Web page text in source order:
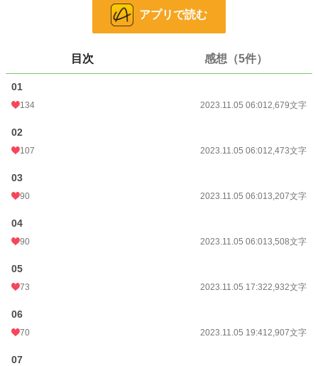
6,045 位 / 66,368 件
63 pt
文字数
初回公開日時
年間ポイント
アプリで読む
目次 感想（5件）
01
134 2023.11.05 06:012,679文字
02
107 2023.11.05 06:012,473文字
03
90 2023.11.05 06:013,207文字
04
90 2023.11.05 06:013,508文字
05
73 2023.11.05 17:322,932文字
06
70 2023.11.05 19:412,907文字
07